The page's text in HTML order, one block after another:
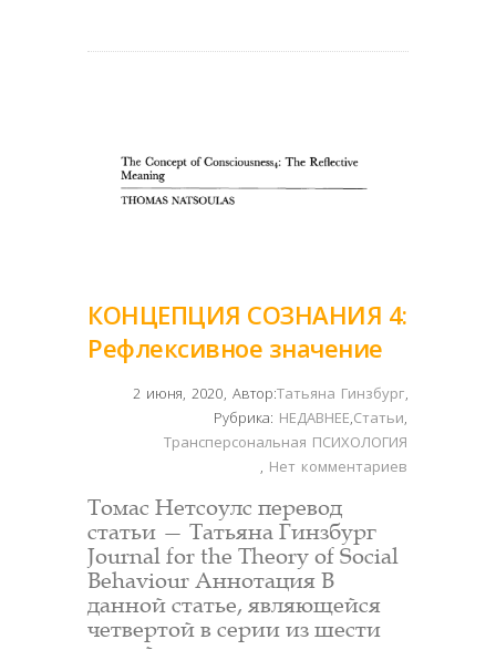
КОНЦЕПЦИЯ СОЗНАНИЯ 4:
Рефлексивное значение
2 июня, 2020, Автор:Татьяна Гинзбург,
Рубрика: НЕДАВНЕЕ,Статьи,
Трансперсональная ПСИХОЛОГИЯ
, Нет комментариев
Томас Нетсоулс перевод
статьи — Татьяна Гинзбург
Journal for the Theory of Social
Behaviour Аннотация В
данной статье, являющейся
четвертой в серии из шести